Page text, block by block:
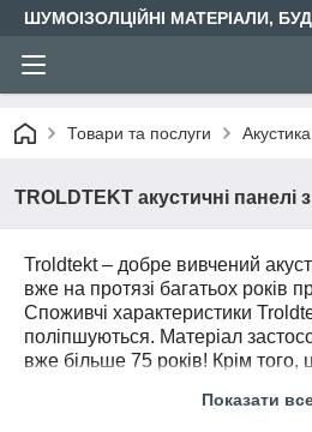
ШУМОІЗОЛЦІЙНІ МАТЕРІАЛИ,
Товари та послуги
TROLDTEKT акустичні панелі
Troldtekt – добре вивчений
вже на протязі багатьох років
Споживчі характеристики
поліпшуються. Матеріал
вже більше 75 років! Крім того,
знаменитий завдяки своїм
Показати